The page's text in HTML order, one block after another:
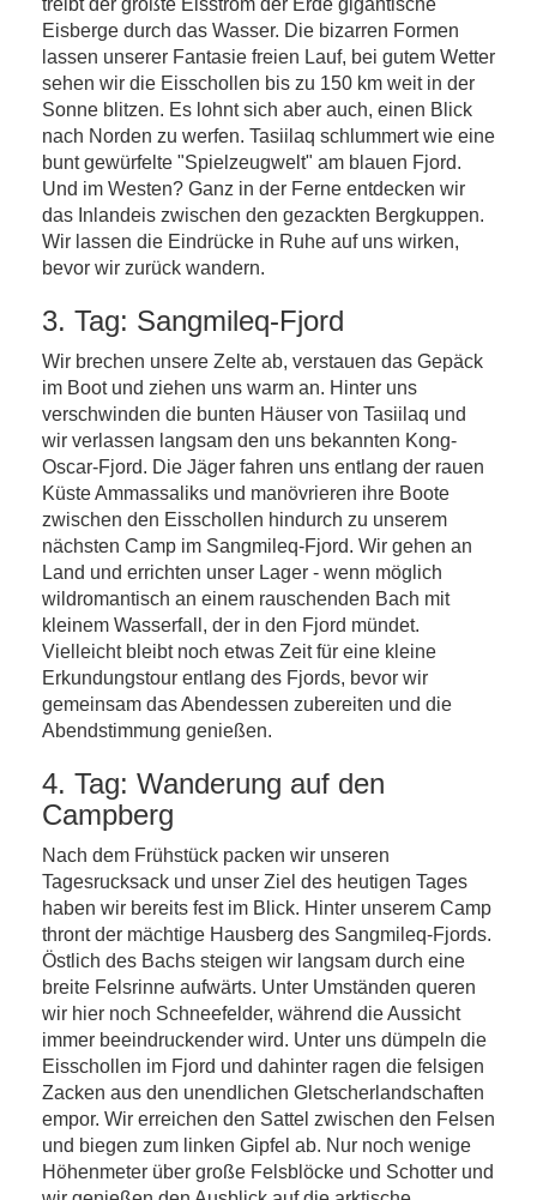
treibt der größte Eisstrom der Erde gigantische
Eisberge durch das Wasser. Die bizarren Formen
lassen unserer Fantasie freien Lauf, bei gutem Wetter
sehen wir die Eisschollen bis zu 150 km weit in der
Sonne blitzen. Es lohnt sich aber auch, einen Blick
nach Norden zu werfen. Tasiilaq schlummert wie eine
bunt gewürfelte "Spielzeugwelt" am blauen Fjord.
Und im Westen? Ganz in der Ferne entdecken wir
das Inlandeis zwischen den gezackten Bergkuppen.
Wir lassen die Eindrücke in Ruhe auf uns wirken,
bevor wir zurück wandern.
3. Tag: Sangmileq-Fjord
Wir brechen unsere Zelte ab, verstauen das Gepäck
im Boot und ziehen uns warm an. Hinter uns
verschwinden die bunten Häuser von Tasiilaq und
wir verlassen langsam den uns bekannten Kong-
Oscar-Fjord. Die Jäger fahren uns entlang der rauen
Küste Ammassaliks und manövrieren ihre Boote
zwischen den Eisschollen hindurch zu unserem
nächsten Camp im Sangmileq-Fjord. Wir gehen an
Land und errichten unser Lager - wenn möglich
wildromantisch an einem rauschenden Bach mit
kleinem Wasserfall, der in den Fjord mündet.
Vielleicht bleibt noch etwas Zeit für eine kleine
Erkundungstour entlang des Fjords, bevor wir
gemeinsam das Abendessen zubereiten und die
Abendstimmung genießen.
4. Tag: Wanderung auf den
Campberg
Nach dem Frühstück packen wir unseren
Tagesrucksack und unser Ziel des heutigen Tages
haben wir bereits fest im Blick. Hinter unserem Camp
thront der mächtige Hausberg des Sangmileq-Fjords.
Östlich des Bachs steigen wir langsam durch eine
breite Felsrinne aufwärts. Unter Umständen queren
wir hier noch Schneefelder, während die Aussicht
immer beeindruckender wird. Unter uns dümpeln die
Eisschollen im Fjord und dahinter ragen die felsigen
Zacken aus den unendlichen Gletscherlandschaften
empor. Wir erreichen den Sattel zwischen den Felsen
und biegen zum linken Gipfel ab. Nur noch wenige
Höhenmeter über große Felsblöcke und Schotter und